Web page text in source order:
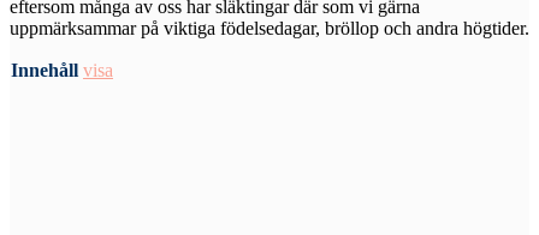
eftersom många av oss har släktingar där som vi gärna
uppmärksammar på viktiga födelsedagar, bröllop och andra högtider.
Innehåll visa